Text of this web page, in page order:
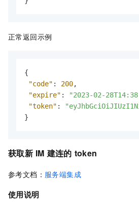
正常返回示例
{
"code" : 200,
"expire" : "2023-02-
"token" :
}
获取新 IM 建连的 token
参考文档： 服务端集成
使用说明